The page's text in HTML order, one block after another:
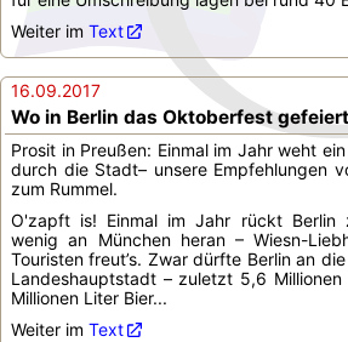
Weiter im Text
16.09.2017
Wo in Berlin das Oktoberfest
Prosit in Preußen: Einmal im Jahr weht
durch die Stadt– unsere Empfehlungen
zum Rummel.
O'zapft is! Einmal im Jahr rückt Berlin
wenig an München heran – Wiesn-
Touristen freut’s. Zwar dürfte Berlin an
Landeshauptstadt – zuletzt 5,6 Millionen
Millionen Liter Bier...
Weiter im Text